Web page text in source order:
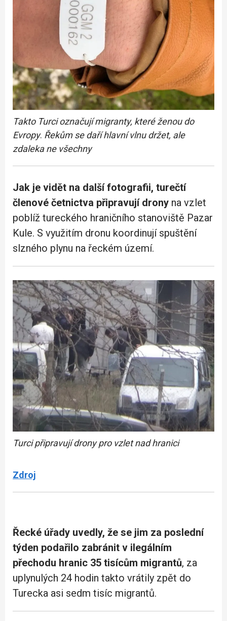
Takto Turci označují migranty, které ženou do
Evropy. Řekům se daří hlavní vlnu držet, ale
zdaleka ne všechny
Jak je vidět na další fotografii, turečtí
členové četnictva připravují drony na vzlet
poblíž tureckého hraničního stanoviště Pazar
Kule. S využitím dronu koordinují spuštění
slzného plynu na řeckém území.
Turci připravují drony pro vzlet nad hranici
Zdroj
Řecké úřady uvedly, že se jim za poslední
týden podařilo zabránit v ilegálním
přechodu hranic 35 tisícům migrantů, za
uplynulých 24 hodin takto vrátily zpět do
Turecka asi sedm tisíc migrantů.